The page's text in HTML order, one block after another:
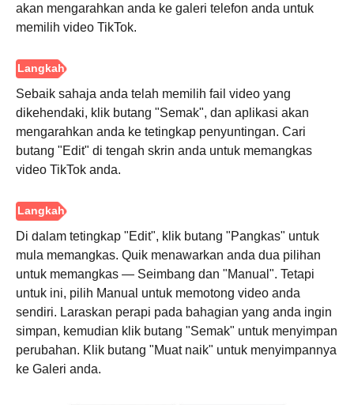
akan mengarahkan anda ke galeri telefon anda untuk
memilih video TikTok.
Sebaik sahaja anda telah memilih fail video yang
dikehendaki, klik butang "Semak", dan aplikasi akan
mengarahkan anda ke tetingkap penyuntingan. Cari
butang "Edit" di tengah skrin anda untuk memangkas
video TikTok anda.
Di dalam tetingkap "Edit", klik butang "Pangkas" untuk
mula memangkas. Quik menawarkan anda dua pilihan
untuk memangkas — Seimbang dan "Manual". Tetapi
untuk ini, pilih Manual untuk memotong video anda
sendiri. Laraskan perapi pada bahagian yang anda ingin
simpan, kemudian klik butang "Semak" untuk menyimpan
perubahan. Klik butang "Muat naik" untuk menyimpannya
ke Galeri anda.